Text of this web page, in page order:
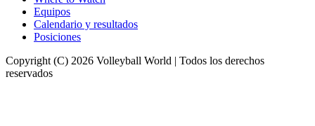
Equipos
Calendario y resultados
Posiciones
Copyright (C) 2026 Volleyball World | Todos los derechos
reservados